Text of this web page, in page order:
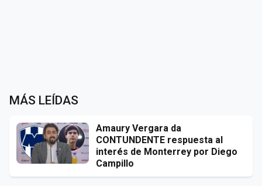
MÁS LEÍDAS
Amaury Vergara da
CONTUNDENTE respuesta al
interés de Monterrey por Diego
Campillo